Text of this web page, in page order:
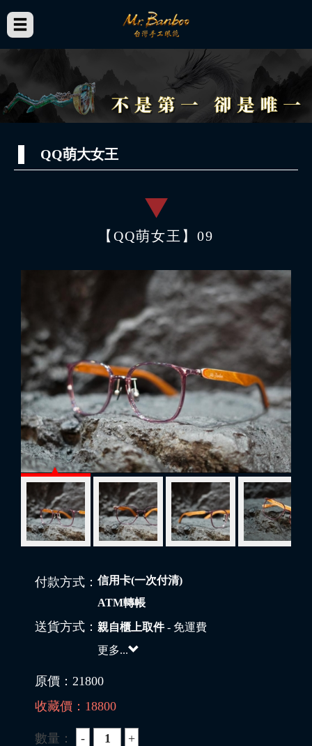
QQ萌大女王
【QQ萌女王】09
付款方式： 信用卡(一次付清)
ATM轉帳
送貨方式： 親自櫃上取件- 免運費
更多...
原價： 21800
收藏價： 18800
數量：